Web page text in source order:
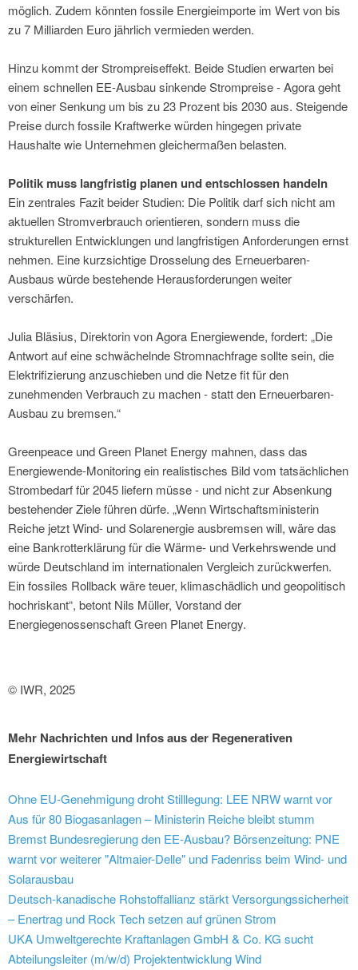
möglich. Zudem könnten fossile Energieimporte im Wert von bis
zu 7 Milliarden Euro jährlich vermieden werden.
Hinzu kommt der Strompreiseffekt. Beide Studien erwarten bei
einem schnellen EE-Ausbau sinkende Strompreise - Agora geht
von einer Senkung um bis zu 23 Prozent bis 2030 aus. Steigende
Preise durch fossile Kraftwerke würden hingegen private
Haushalte wie Unternehmen gleichermaßen belasten.
Politik muss langfristig planen und entschlossen handeln
Ein zentrales Fazit beider Studien: Die Politik darf sich nicht am
aktuellen Stromverbrauch orientieren, sondern muss die
strukturellen Entwicklungen und langfristigen Anforderungen ernst
nehmen. Eine kurzsichtige Drosselung des Erneuerbaren-
Ausbaus würde bestehende Herausforderungen weiter
verschärfen.
Julia Bläsius, Direktorin von Agora Energiewende, fordert: „Die
Antwort auf eine schwächelnde Stromnachfrage sollte sein, die
Elektrifizierung anzuschieben und die Netze fit für den
zunehmenden Verbrauch zu machen - statt den Erneuerbaren-
Ausbau zu bremsen.“
Greenpeace und Green Planet Energy mahnen, dass das
Energiewende-Monitoring ein realistisches Bild vom tatsächlichen
Strombedarf für 2045 liefern müsse - und nicht zur Absenkung
bestehender Ziele führen dürfe. „Wenn Wirtschaftsministerin
Reiche jetzt Wind- und Solarenergie ausbremsen will, wäre das
eine Bankrotterklärung für die Wärme- und Verkehrswende und
würde Deutschland im internationalen Vergleich zurückwerfen.
Ein fossiles Rollback wäre teuer, klimaschädlich und geopolitisch
hochriskant“, betont Nils Müller, Vorstand der
Energiegenossenschaft Green Planet Energy.
© IWR, 2025
Mehr Nachrichten und Infos aus der Regenerativen
Energiewirtschaft
Ohne EU-Genehmigung droht Stilllegung: LEE NRW warnt vor
Aus für 80 Biogasanlagen – Ministerin Reiche bleibt stumm
Bremst Bundesregierung den EE-Ausbau? Börsenzeitung: PNE
warnt vor weiterer "Altmaier-Delle" und Fadenriss beim Wind- und
Solarausbau
Deutsch-kanadische Rohstoffallianz stärkt Versorgungssicherheit
– Enertrag und Rock Tech setzen auf grünen Strom
UKA Umweltgerechte Kraftanlagen GmbH & Co. KG sucht
Abteilungsleiter (m/w/d) Projektentwicklung Wind